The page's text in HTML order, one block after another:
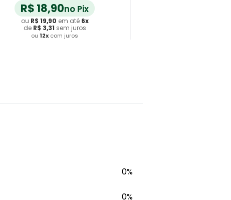
R$ 18,90no Pix
ou R$ 19,90 em até 6x
de R$ 3,31 sem juros
ou 12x com juros
0%
0%